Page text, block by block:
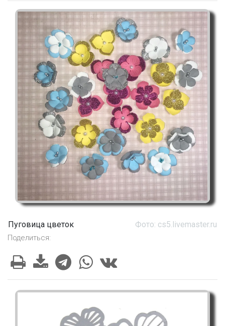
Пуговица цветок Фото: cs5.livemaster.ru
Поделиться: